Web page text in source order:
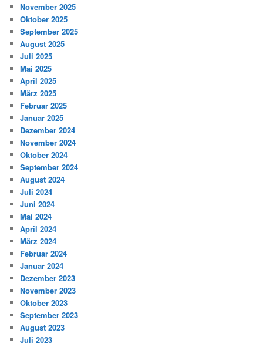
November 2025
Oktober 2025
September 2025
August 2025
Juli 2025
Mai 2025
April 2025
März 2025
Februar 2025
Januar 2025
Dezember 2024
November 2024
Oktober 2024
September 2024
August 2024
Juli 2024
Juni 2024
Mai 2024
April 2024
März 2024
Februar 2024
Januar 2024
Dezember 2023
November 2023
Oktober 2023
September 2023
August 2023
Juli 2023